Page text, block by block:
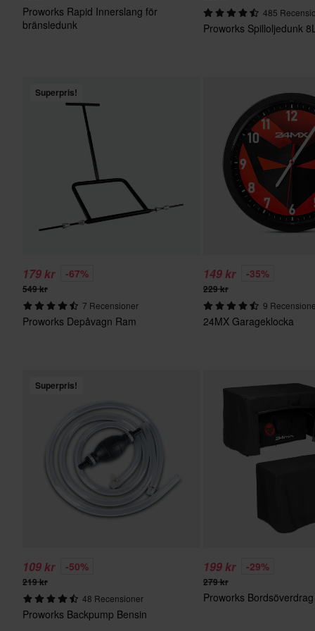
Proworks Rapid Innerslang för
bränsledunk
485
Proworks Spilloljedunk 8L
Superpris!
179 kr -67%
549 kr
7 Recensioner
Proworks Depåvagn Ram
149 kr -35%
229 kr
9
24MX Garageklocka
Superpris!
109 kr -50%
219 kr
48 Recensioner
Proworks Backpump Bensin
199 kr -29%
279 kr
Proworks